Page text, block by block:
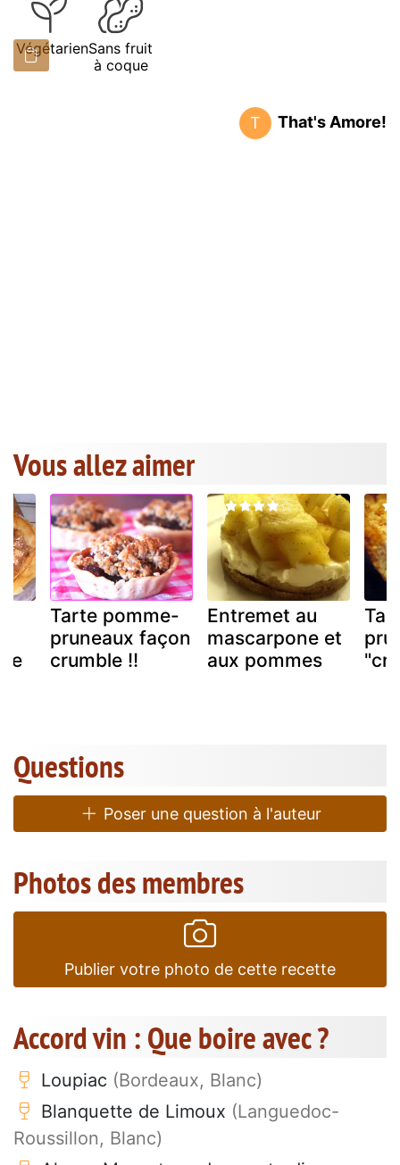
VégétarienSans fruit
à coque
T That's Amore!
Vous allez aimer
Tarte pomme-
pruneaux façon
crumble !!
Entremet au
mascarpone et
aux pommes
Questions
Poser une question à l'auteur
Photos des membres
Publier votre photo de cette recette
Accord vin : Que boire avec ?
Loupiac (Bordeaux, Blanc)
Blanquette de Limoux (Languedoc-
Roussillon, Blanc)